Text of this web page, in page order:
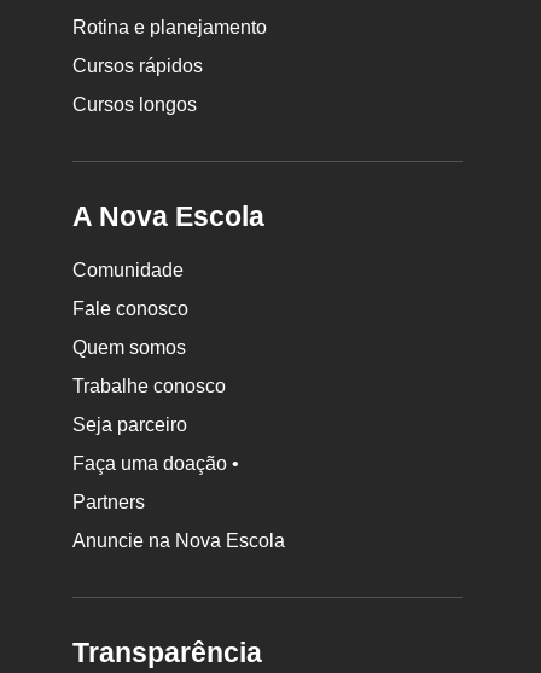
Rotina e planejamento
Cursos rápidos
Cursos longos
A Nova Escola
Comunidade
Fale conosco
Quem somos
Trabalhe conosco
Seja parceiro
Faça uma doação •
Partners
Anuncie na Nova Escola
Transparência